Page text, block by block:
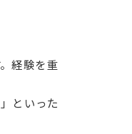
経験を重
といった